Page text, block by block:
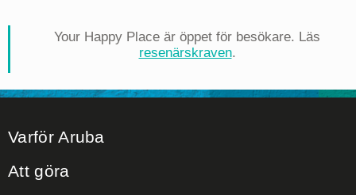
Your Happy Place är öppet för besökare. Läs
resenärskraven.
Varför Aruba
Att göra